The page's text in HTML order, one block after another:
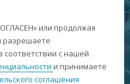
158А, Н1/204
17:00
или продолжая
разрешаете
соответствии с нашей
и принимаете
соглашения